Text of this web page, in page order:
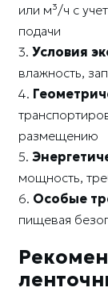
или м³/ч с
подачи
3. Условия
влажность,
4.
размещению
5.
мощность,
6. Особые
пищевая